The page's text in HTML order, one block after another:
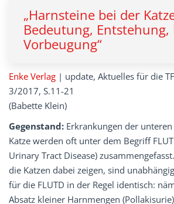
„Harnsteine bei der
Bedeutung, Entstehung,
Vorbeugung“
Enke Verlag | update, Aktuelles für die
3/2017, S.11-21
(Babette Klein)
Gegenstand: Erkrankungen der
Katze werden oft unter dem Begriff
Urinary Tract Disease)
die Katzen dabei zeigen, sind
für die FLUTD in der Regel identisch:
Absatz kleiner Harnmengen